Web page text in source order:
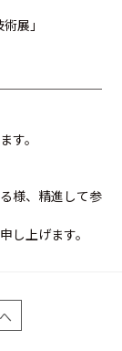
展」
す。
様、精進して参
し上げます。